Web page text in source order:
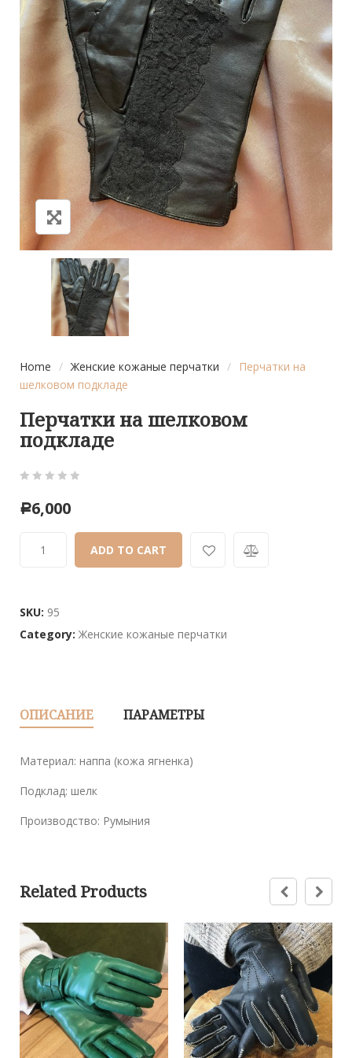
Home / Женские кожаные перчатки /
Перчатки на
шелковом подкладе
Перчатки на шелковом
подкладе
out
based
ratings
Р6,000
ADD TO CART
SKU: 95
Category: Женские кожаные перчатки
ОПИСАНИЕ ПАРАМЕТРЫ
Материал: наппа (кожа ягненка)
Подклад: шелк
Производство: Румыния
Related Products